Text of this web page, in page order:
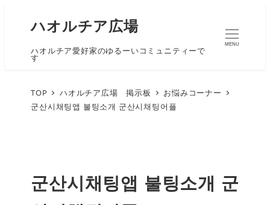
ハオルチア広場
ハオルチア愛好家のゆるーいコミュニティーで
す
MENU
TOP ハオルチア広場 掲示板
お悩みコーナー
군산시채팅앱 불팅소개 군산시채팅어플
군산시채팅앱 불팅소개 군